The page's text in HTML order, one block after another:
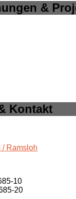
&
Kontakt
/ Ramsloh
10
20